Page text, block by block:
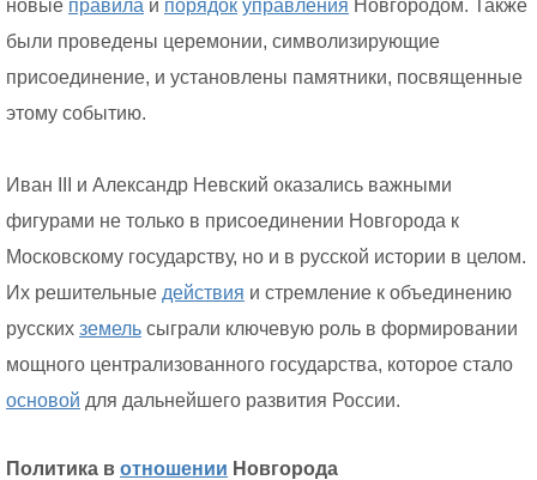
новые правила и порядок управления Новгородом. Также
были проведены церемонии, символизирующие
присоединение, и установлены памятники, посвященные
этому событию.
Иван III и Александр Невский оказались важными
фигурами не только в присоединении Новгорода к
Московскому государству, но и в русской истории в целом.
Их решительные действия и стремление к объединению
русских земель сыграли ключевую роль в формировании
мощного централизованного государства, которое стало
основой для дальнейшего развития России.
Политика в отношении Новгорода